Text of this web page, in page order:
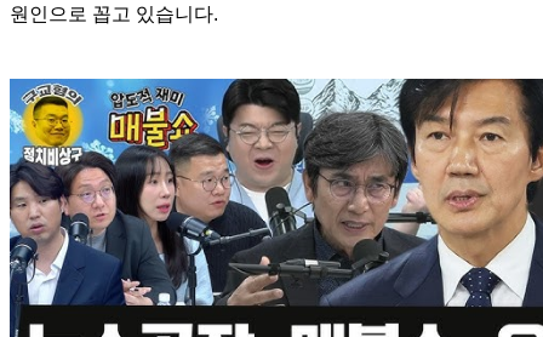
원인으로 꼽고 있습니다.